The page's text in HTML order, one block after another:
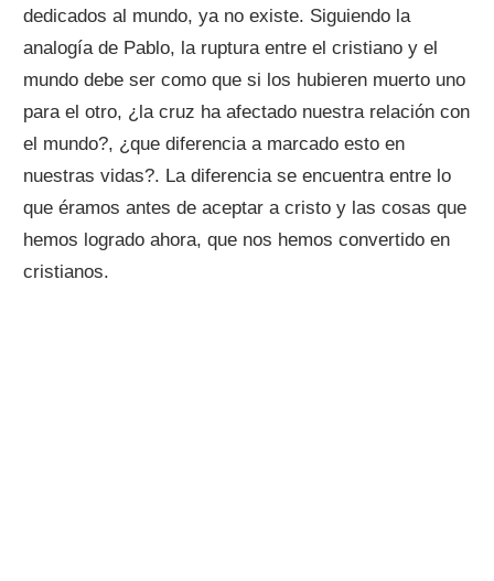
dedicados al mundo, ya no existe. Siguiendo la
analogía de Pablo, la ruptura entre el cristiano y el
mundo debe ser como que si los hubieren muerto uno
para el otro, ¿la cruz ha afectado nuestra relación con
el mundo?, ¿que diferencia a marcado esto en
nuestras vidas?. La diferencia se encuentra entre lo
que éramos antes de aceptar a cristo y las cosas que
hemos logrado ahora, que nos hemos convertido en
cristianos.